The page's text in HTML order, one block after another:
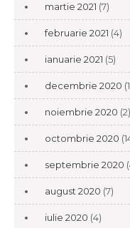
martie 2021 (7)
februarie 2021 (4)
ianuarie 2021 (5)
decembrie 2020
noiembrie 2020 (2)
octombrie 2020
septembrie 2020
august 2020 (7)
iulie 2020 (4)